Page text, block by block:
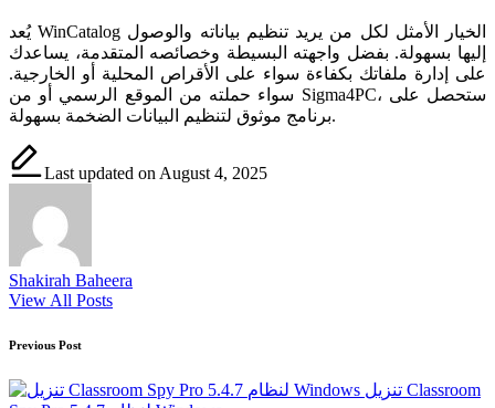
يُعد WinCatalog الخيار الأمثل لكل من يريد تنظيم بياناته والوصول
إليها بسهولة. بفضل واجهته البسيطة وخصائصه المتقدمة، يساعدك
على إدارة ملفاتك بكفاءة سواء على الأقراص المحلية أو الخارجية.
سواء حملته من الموقع الرسمي أو من Sigma4PC، ستحصل على
برنامج موثوق لتنظيم البيانات الضخمة بسهولة.
Last updated on August 4, 2025
Shakirah Baheera
View All Posts
Post
navigation
Previous Post
تنزيل Classroom